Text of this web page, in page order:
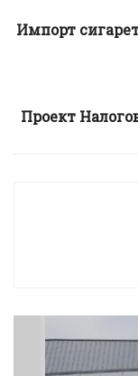
Импорт
Проект